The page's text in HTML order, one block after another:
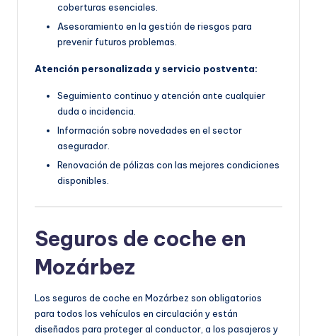
coberturas esenciales.
Asesoramiento en la gestión de riesgos para
prevenir futuros problemas.
Atención personalizada y servicio postventa:
Seguimiento continuo y atención ante cualquier
duda o incidencia.
Información sobre novedades en el sector
asegurador.
Renovación de pólizas con las mejores condiciones
disponibles.
Seguros de coche en
Mozárbez
Los seguros de coche en Mozárbez son obligatorios
para todos los vehículos en circulación y están
diseñados para proteger al conductor, a los pasajeros y